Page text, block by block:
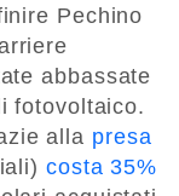
Pechino
abbassate
fotovoltaico.
alla presa
costa 35%